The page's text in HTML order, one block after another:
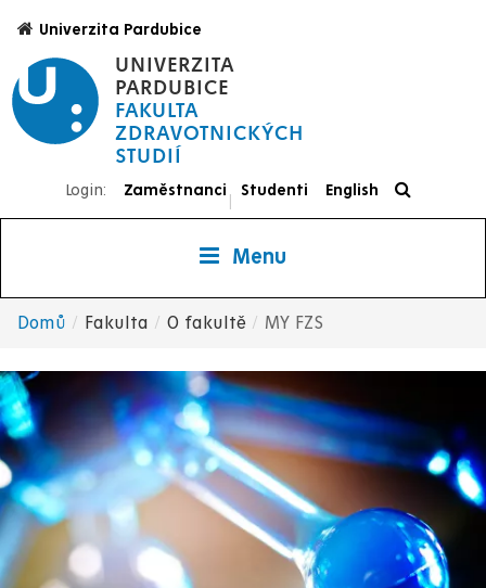
hlavnímu
obsahu
UNIVERZITA
PARDUBICE
FAKULTA
ZDRAVOTNICKÝCH
STUDIÍ
Univerzita Pardubice
Login: Zaměstnanci
|
Studenti English
Menu
navigace
Domů Fakulta O fakultě MY FZS